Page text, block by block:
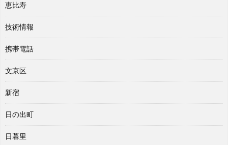
恵比寿
技術情報
携帯電話
文京区
新宿
日の出町
日暮里